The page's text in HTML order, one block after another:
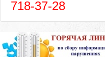
718-37-28